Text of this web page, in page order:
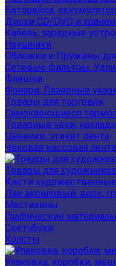
Батарейки,
Диски CD/DVD и
Кабель, зарядные
Наушники
Обложки и Пружины
Сетевые фильтры,
Флешки
Фонари, Лазерные
Товары для торговли
Самоклеющиеся
Товарные чеки,
Ценники, этикет лента
Чековая кассовая лента
Товары для
Кисти художественные
Лак акриловый, воск,
Мастихины
Графические материалы
Скетчбуки
Холсты
Упаковка, коробки,